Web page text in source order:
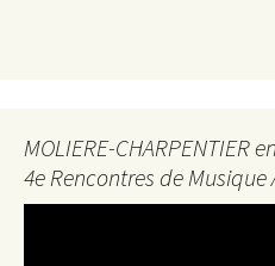
MOLIERE-CHARPENTIER
4e Rencontres de Musique